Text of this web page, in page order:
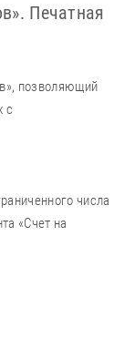
Печатная
позволяющий
с
числа
«Счет на